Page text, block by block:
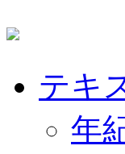
テキ
年